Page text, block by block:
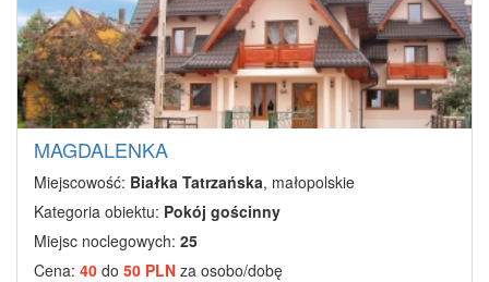
MAGDALENKA
Miejscowość: Białka Tatrzańska, małopolskie
Kategoria obiektu: Pokój gościnny
Miejsc noclegowych: 25
Cena: 40 do 50 PLN za osobo/dobę